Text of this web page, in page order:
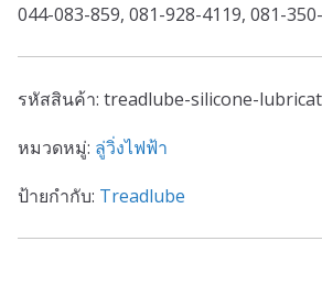
044-083-859, 081-928-4119, 081-
รหัสสินค้า: treadlube-silicone-
หมวดหมู่: ลู่วิ่งไฟฟ้า
ป้ายกำกับ: Treadlube